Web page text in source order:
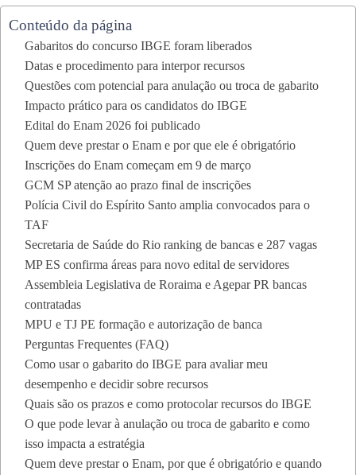
Conteúdo da página
Gabaritos do concurso IBGE foram liberados
Datas e procedimento para interpor recursos
Questões com potencial para anulação ou troca de gabarito
Impacto prático para os candidatos do IBGE
Edital do Enam 2026 foi publicado
Quem deve prestar o Enam e por que ele é obrigatório
Inscrições do Enam começam em 9 de março
GCM SP atenção ao prazo final de inscrições
Polícia Civil do Espírito Santo amplia convocados para o
TAF
Secretaria de Saúde do Rio ranking de bancas e 287 vagas
MP ES confirma áreas para novo edital de servidores
Assembleia Legislativa de Roraima e Agepar PR bancas
contratadas
MPU e TJ PE formação e autorização de banca
Perguntas Frequentes (FAQ)
Como usar o gabarito do IBGE para avaliar meu
desempenho e decidir sobre recursos
Quais são os prazos e como protocolar recursos do IBGE
O que pode levar à anulação ou troca de gabarito e como
isso impacta a estratégia
Quem deve prestar o Enam, por que é obrigatório e quando